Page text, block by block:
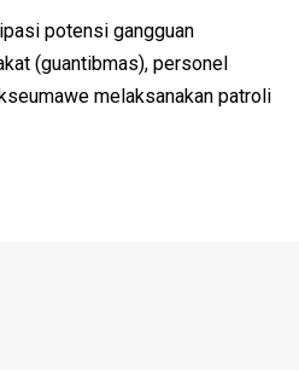
potensi gangguan
(guantibmas), personel
melaksanakan patroli